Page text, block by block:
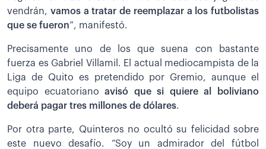
vendrán, vamos a tratar de reemplazar a los futbolistas
que se fueron”, manifestó.
Precisamente uno de los que suena con bastante
fuerza es Gabriel Villamil. El actual mediocampista de la
Liga de Quito es pretendido por Gremio, aunque el
equipo ecuatorianoavisó que si quiere al boliviano
deberá pagar tres millones de dólares.
Por otra parte, Quinteros no ocultó su felicidad sobre
este nuevo desafío. “Soy un admirador del fútbol